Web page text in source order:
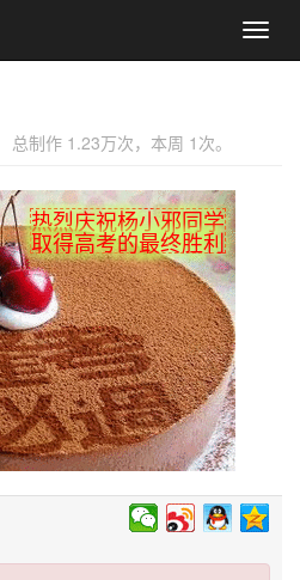
制作 1.23万次，本周 1次。
热烈庆祝杨小邪同学
取得高考的最终胜利